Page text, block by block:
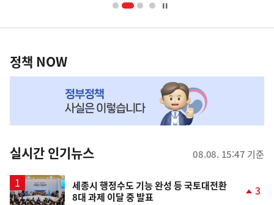
영
책
NOW,
뉴
스
정책 NOW
실시간 인기뉴스 08.08. 15:47 기준
세종시 행정수도 기능 완성 등 국토대전환
8대 과제 이달 중 발표
3